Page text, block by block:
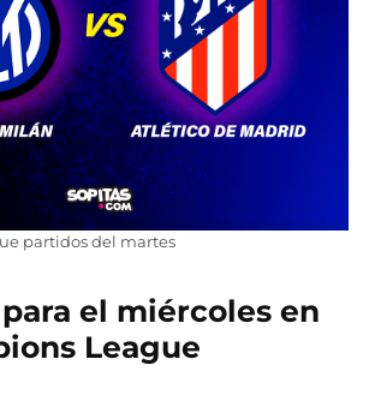
partidos del martes
el miércoles en
League